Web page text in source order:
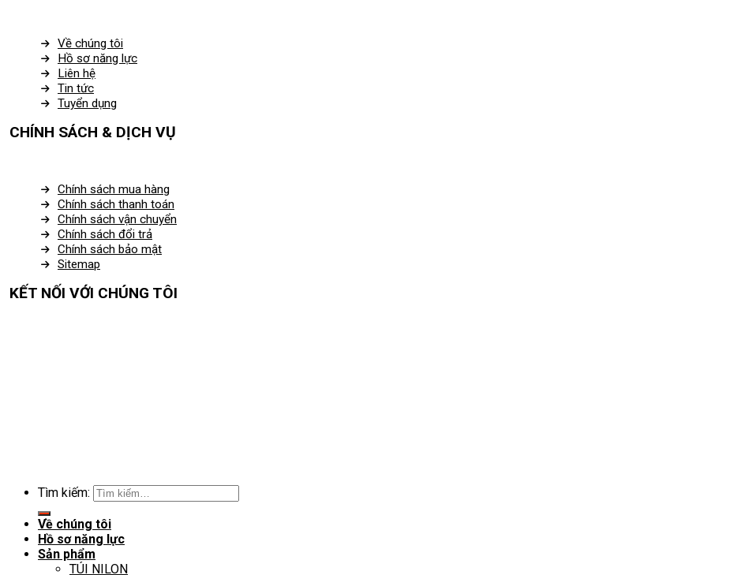
Về chúng tôi
Hồ sơ năng lực
Liên hệ
Tin tức
Tuyển dụng
CHÍNH SÁCH & DỊCH VỤ
Chính sách mua hàng
Chính sách thanh toán
Chính sách vận chuyển
Chính sách đổi trả
Chính sách bảo mật
Sitemap
KẾT NỐI VỚI CHÚNG TÔI
Tìm kiếm:
Về chúng tôi
Hồ sơ năng lực
Sản phẩm
TÚI NILON